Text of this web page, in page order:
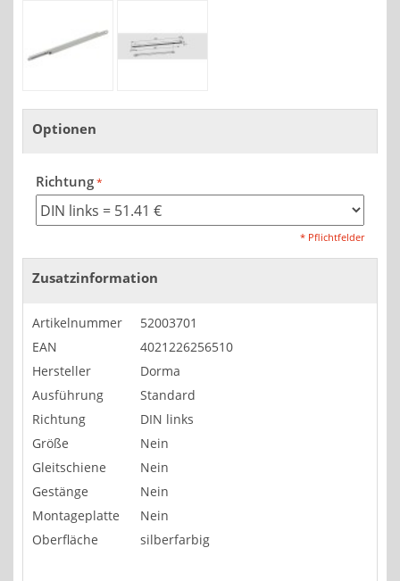
Optionen
Richtung
* Pflichtfelder
Zusatzinformation
Artikelnummer
52003701
EAN
4021226256510
Hersteller
Dorma
Ausführung
Standard
Richtung
DIN links
Größe
Nein
Gleitschiene
Nein
Gestänge
Nein
Montageplatte
Nein
Oberfläche
silberfarbig